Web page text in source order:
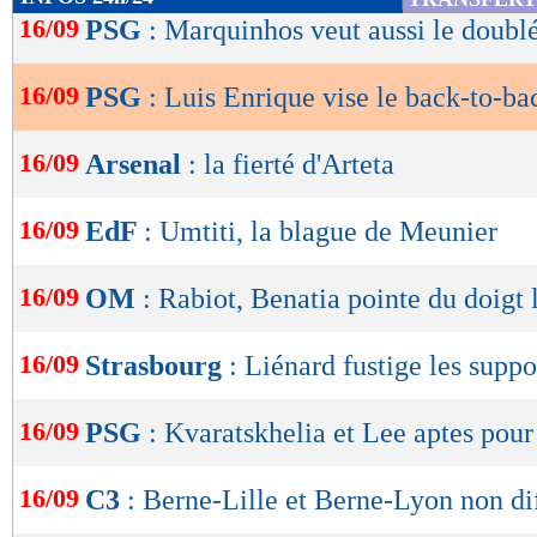
de
OK
16/09 PSG : Marquinhos veut aussi le
16/09 PSG : Luis Enrique vise le back-to-
16/09 Arsenal : la fierté d'Arteta
16/09 EdF : Umtiti, la blague de Meunier
16/09 OM : Rabiot, Benatia pointe du
16/09 Strasbourg : Liénard fustige les
16/09 PSG : Kvaratskhelia et Lee aptes
16/09 C3 : Berne-Lille et Berne-Lyon non